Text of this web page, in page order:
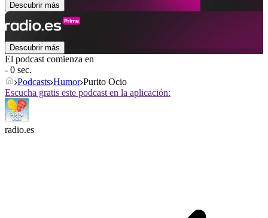
Descubrir más
Descubrir más
El podcast comienza en
- 0 sec.
Podcasts Humor Purito Ocio
Escucha gratis este podcast en la aplicación:
radio.es